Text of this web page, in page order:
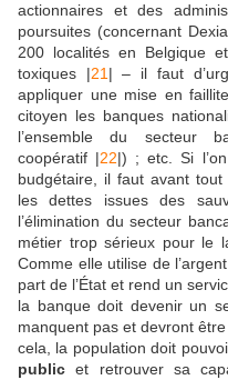
actionnaires et des
poursuites (concernant
200 localités en Belgique
toxiques |21 | – il faut
appliquer une mise en
citoyen les banques
l’ensemble du secteur
coopératif |22|) ; etc. Si
budgétaire, il faut avant
les dettes issues des
l’élimination du secteur
métier trop sérieux pour le
Comme elle utilise de
part de l’État et rend un
la banque doit devenir un
manquent pas et devront
cela, la population doit
public et retrouver sa